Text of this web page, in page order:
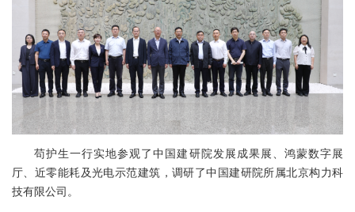
苟护生一行实地参观了中国建研院发展成果展、鸿蒙数字展
厅、近零能耗及光电示范建筑，调研了中国建研院所属北京构力科
技有限公司。